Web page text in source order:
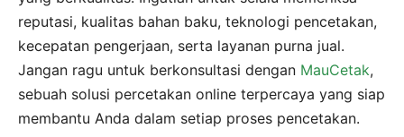
reputasi, kualitas bahan baku, teknologi pencetakan,
kecepatan pengerjaan, serta layanan purna jual.
Jangan ragu untuk berkonsultasi dengan MauCetak,
sebuah solusi percetakan online terpercaya yang siap
membantu Anda dalam setiap proses pencetakan.